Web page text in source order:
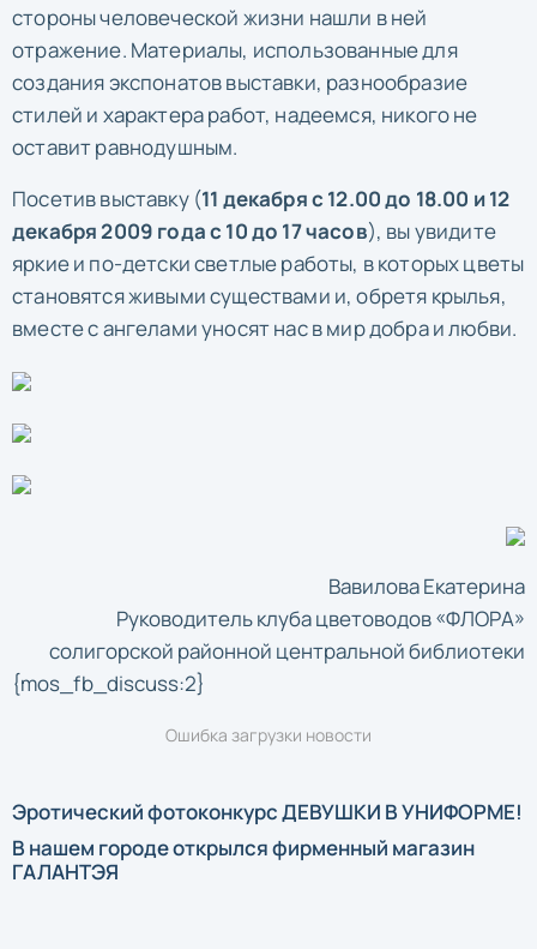
стороны человеческой жизни нашли в ней
отражение. Материалы, использованные для
создания экспонатов выставки, разнообразие
стилей и характера работ, надеемся, никого не
оставит равнодушным.
Посетив выставку (11 декабря с 12.00 до 18.00 и 12
декабря 2009 года с 10 до 17 часов), вы увидите
яркие и по-детски светлые работы, в которых цветы
становятся живыми существами и, обретя крылья,
вместе с ангелами уносят нас в мир добра и любви.
Вавилова Екатерина
Руководитель клуба цветоводов «ФЛОРА»
солигорской районной центральной библиотеки
{mos_fb_discuss:2}
Ошибка загрузки новости
Эротический фотоконкурс ДЕВУШКИ В УНИФОРМЕ!
В нашем городе открылся фирменный магазин
ГАЛАНТЭЯ